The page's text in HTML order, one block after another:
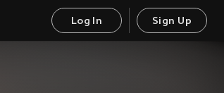
Log In Sign Up